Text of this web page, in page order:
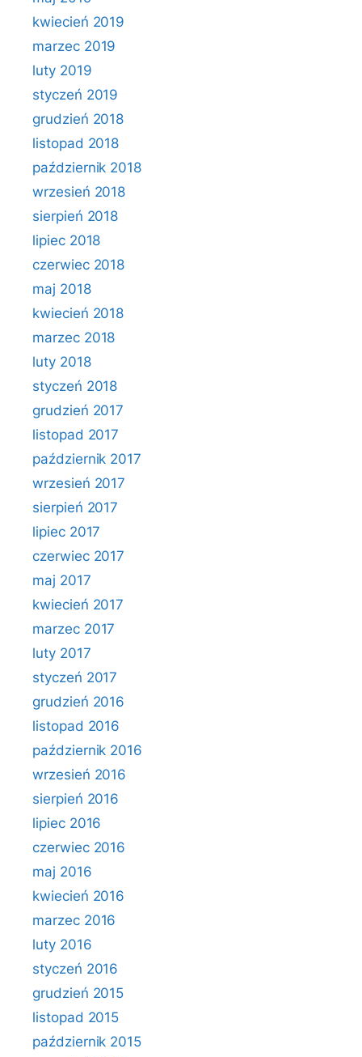
kwiecień 2019
marzec 2019
luty 2019
styczeń 2019
grudzień 2018
listopad 2018
październik 2018
wrzesień 2018
sierpień 2018
lipiec 2018
czerwiec 2018
maj 2018
kwiecień 2018
marzec 2018
luty 2018
styczeń 2018
grudzień 2017
listopad 2017
październik 2017
wrzesień 2017
sierpień 2017
lipiec 2017
czerwiec 2017
maj 2017
kwiecień 2017
marzec 2017
luty 2017
styczeń 2017
grudzień 2016
listopad 2016
październik 2016
wrzesień 2016
sierpień 2016
lipiec 2016
czerwiec 2016
maj 2016
kwiecień 2016
marzec 2016
luty 2016
styczeń 2016
grudzień 2015
listopad 2015
październik 2015